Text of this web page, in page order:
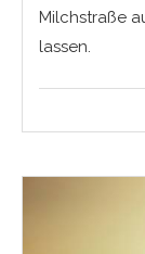
Milchstraße
lassen.